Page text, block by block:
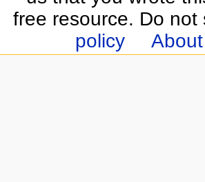
free resource. Do
policy